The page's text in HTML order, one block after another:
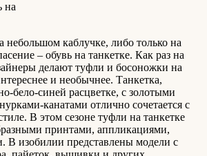
на
небольшом каблучке, либо только на
– обувь на танкетке. Как раз на
делают туфли и босоножки на
и необычнее. Танкетка,
бело-синей расцветке, с золотыми
канатами отлично сочетается с
В этом сезоне туфли на танкетке
принтами, аппликациями,
В изобилии представлены модели с